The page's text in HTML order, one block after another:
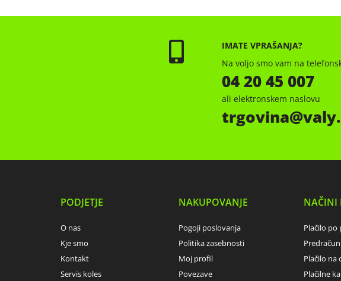
IMATE VPRAŠANJA?
Na voljo smo vam na
04 20 45 007
ali elektronskem naslovu
trgovina
PODJETJE
O nas
Kje smo
Kontakt
Servis koles
NAKUPOVANJE
Pogoji poslovanja
Politika zasebnosti
Moj profil
Povezave
NAČINI
Plačilo
Predračun
Plačilo na
Plačilne